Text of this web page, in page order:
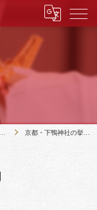
京都・下鴨神社の挙式前の説明